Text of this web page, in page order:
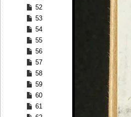
52
53
54
55
56
57
58
59
60
61